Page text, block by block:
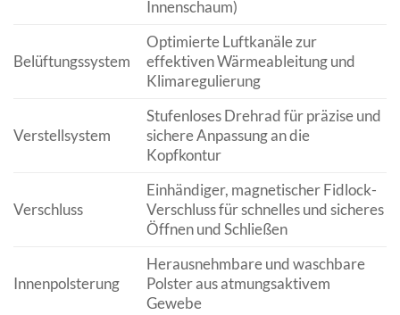
Innenschaum)
Belüftungssystem
Optimierte Luftkanäle zur
effektiven Wärmeableitung und
Klimaregulierung
Verstellsystem
Stufenloses Drehrad für präzise und
sichere Anpassung an die
Kopfkontur
Verschluss
Einhändiger, magnetischer Fidlock-
Verschluss für schnelles und sicheres
Öffnen und Schließen
Innenpolsterung
Herausnehmbare und waschbare
Polster aus atmungsaktivem
Gewebe